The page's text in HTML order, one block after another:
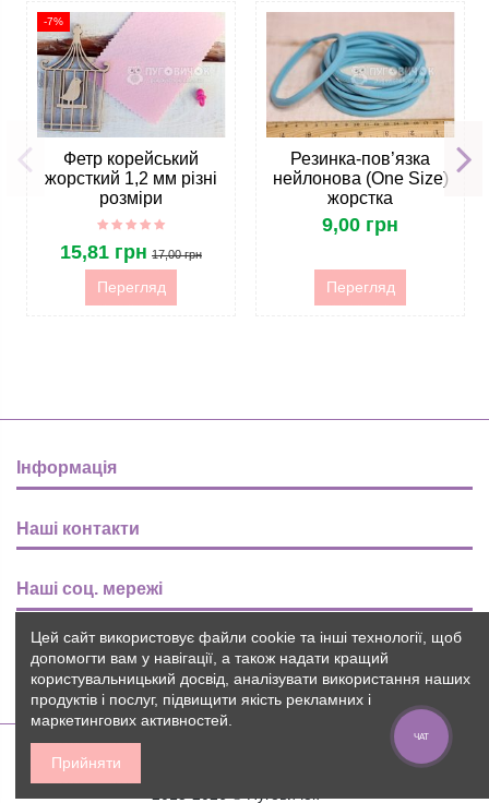
-7%
Фетр корейський
жорсткий 1,2 мм різні
розміри
15,81 грн 17,00 грн
Перегляд
Резинка-пов’язка
нейлонова (One Size)
жорстка
9,00 грн
Перегляд
Інформація
Наші контакти
Наші соц. мережі
Розсилка
Цей сайт використовує файли cookie та інші технології, щоб
допомогти вам у навігації, а також надати кращий
користувальницький досвід, аналізувати використання наших
продуктів і послуг, підвищити якість рекламних і
маркетингових активностей.
Прийняти
ЧАТ